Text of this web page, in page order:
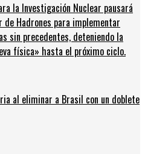
la Investigación Nuclear pausará
de Hadrones para implementar
sin precedentes, deteniendo la
física» hasta el próximo ciclo.
al eliminar a Brasil con un doblete